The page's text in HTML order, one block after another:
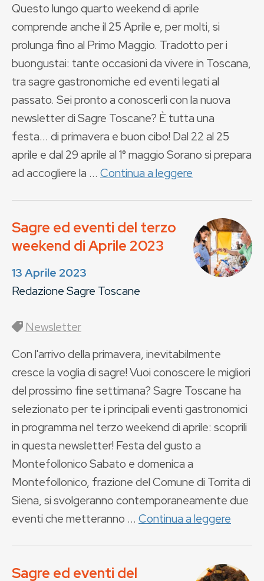
Questo lungo quarto weekend di aprile
comprende anche il 25 Aprile e, per molti, si
prolunga fino al Primo Maggio. Tradotto per i
buongustai: tante occasioni da vivere in Toscana,
tra sagre gastronomiche ed eventi legati al
passato. Sei pronto a conoscerli con la nuova
newsletter di Sagre Toscane? È tutta una
festa... di primavera e buon cibo! Dal 22 al 25
aprile e dal 29 aprile al 1° maggio Sorano si prepara
ad accogliere la ... Continua a leggere
Sagre ed eventi del terzo
weekend di Aprile 2023
13 Aprile 2023
Redazione Sagre Toscane
Newsletter
Con l'arrivo della primavera, inevitabilmente
cresce la voglia di sagre! Vuoi conoscere le migliori
del prossimo fine settimana? Sagre Toscane ha
selezionato per te i principali eventi gastronomici
in programma nel terzo weekend di aprile: scoprili
in questa newsletter! Festa del gusto a
Montefollonico Sabato e domenica a
Montefollonico, frazione del Comune di Torrita di
Siena, si svolgeranno contemporaneamente due
eventi che metteranno ... Continua a leggere
Sagre ed eventi del